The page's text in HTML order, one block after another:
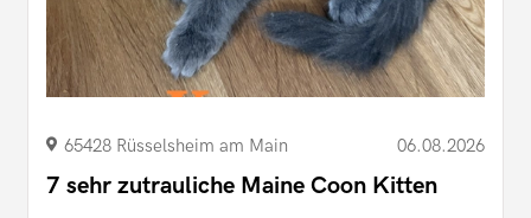
65428 Rüsselsheim am Main 06.08.2026
7 sehr zutrauliche Maine Coon Kitten